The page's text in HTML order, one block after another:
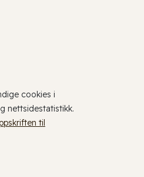
cookies i
nettsidestatistikk.
til